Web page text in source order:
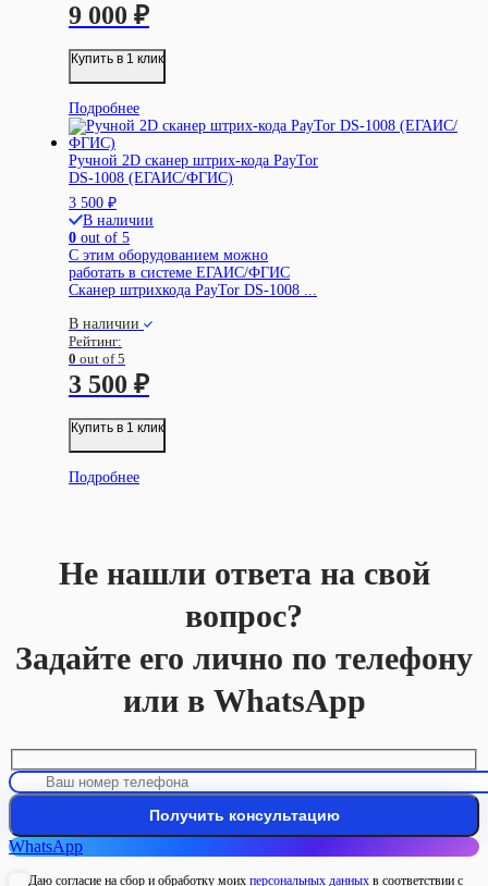
9 000 ₽
Купить в 1 клик
Подробнее
Ручной 2D сканер штрих-кода PayTor
DS-1008 (ЕГАИС/ФГИС)
3 500 ₽
В наличии
0 out of 5
С этим оборудованием можно
работать в системе ЕГАИС/ФГИС
Сканер штрихкода PayTor DS-1008 ...
В наличии
Рейтинг:
0 out of 5
3 500 ₽
Купить в 1 клик
Подробнее
Не нашли ответа на свой
вопрос?
Задайте его лично по телефону
или в WhatsApp
WhatsApp
Даю согласие на сбор и обработку моих персональных данных в соответствии с